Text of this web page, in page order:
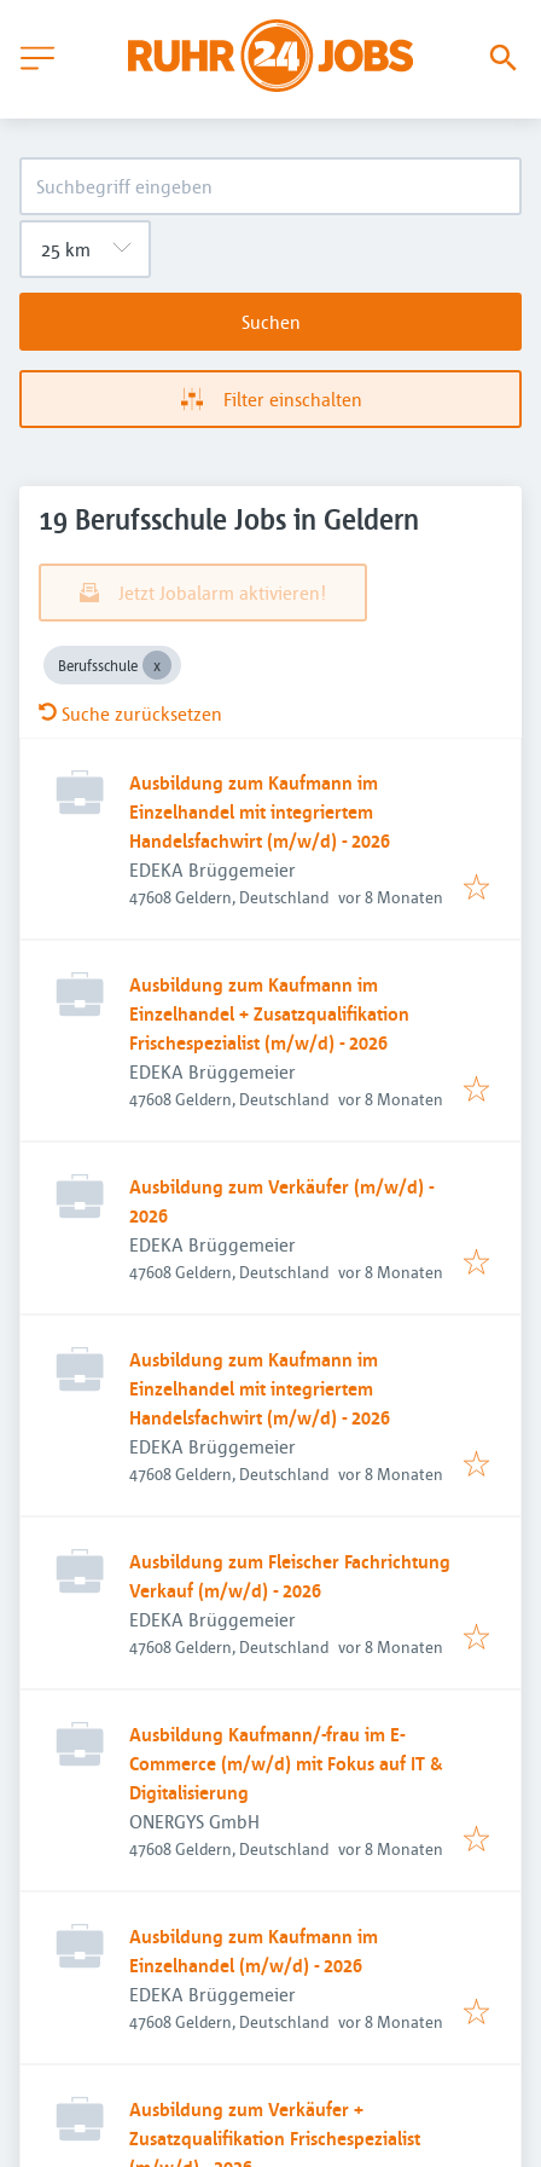
Suchen
Filter einschalten
19 Berufsschule Jobs in Geldern
Jetzt Jobalarm aktivieren!
Berufsschule
Suche zurücksetzen
Ausbildung zum Kaufmann im
Einzelhandel mit integriertem
Handelsfachwirt (m/w/d) - 2026
EDEKA Brüggemeier
47608 Geldern, Deutschland Veröffentlicht:
vor 8 Monaten
Ausbildung zum Kaufmann im
Einzelhandel + Zusatzqualifikation
Frischespezialist (m/w/d) - 2026
EDEKA Brüggemeier
47608 Geldern, Deutschland Veröffentlicht:
vor 8 Monaten
Ausbildung zum Verkäufer (m/w/d) -
2026
EDEKA Brüggemeier
47608 Geldern, Deutschland Veröffentlicht:
vor 8 Monaten
Ausbildung zum Kaufmann im
Einzelhandel mit integriertem
Handelsfachwirt (m/w/d) - 2026
EDEKA Brüggemeier
47608 Geldern, Deutschland Veröffentlicht:
vor 8 Monaten
Ausbildung zum Fleischer Fachrichtung
Verkauf (m/w/d) - 2026
EDEKA Brüggemeier
47608 Geldern, Deutschland Veröffentlicht:
vor 8 Monaten
Ausbildung Kaufmann/-frau im E-
Commerce (m/w/d) mit Fokus auf IT &
Digitalisierung
ONERGYS GmbH
47608 Geldern, Deutschland Veröffentlicht:
vor 8 Monaten
Ausbildung zum Kaufmann im
Einzelhandel (m/w/d) - 2026
EDEKA Brüggemeier
47608 Geldern, Deutschland Veröffentlicht:
vor 8 Monaten
Ausbildung zum Verkäufer +
Zusatzqualifikation Frischespezialist